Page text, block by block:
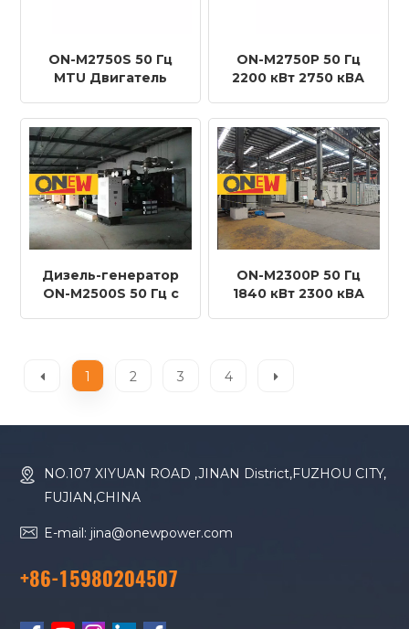
ON-M2750S 50 Гц
MTU Двигатель
Дизельный
генератор
ON-M2750P 50 Гц
2200 кВт 2750 кВА
20V4000G24F
Дизельный
генератор
Дизель-генератор
ON-M2500S 50 Гц с
ON-M2300P 50 Гц
1840 кВт 2300 кВА
1 2 3 4
NO.107 XIYUAN ROAD ,JINAN District,FUZHOU CITY,
FUJIAN,CHINA
E-mail: jina@onewpower.com
+86-15980204507